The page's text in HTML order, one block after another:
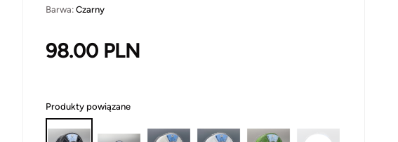
Barwa: Czarny
98.00 PLN
Produkty powiązane